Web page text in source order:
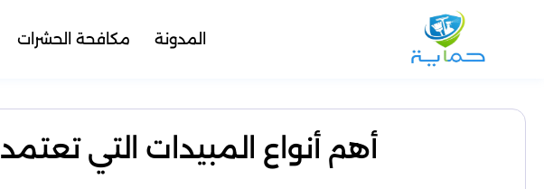
المدونة مكافحة الحشرات
أهم أنواع المبيدات التي